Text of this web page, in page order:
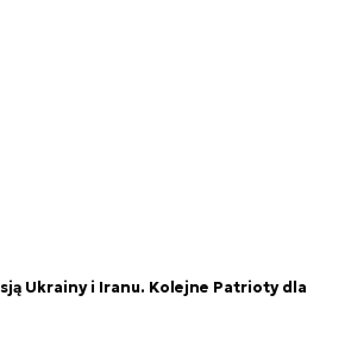
Ukrainy i Iranu. Kolejne Patrioty dla